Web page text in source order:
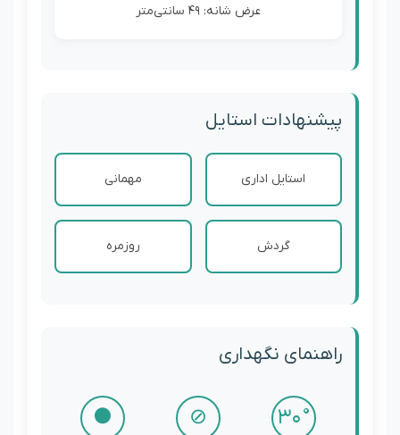
عرض شانه: 49 سانتی‌متر
پیشنهادات استایل
استایل اداری مهمانی
گردش روزمره
راهنمای نگهداری
30°
⊘
●